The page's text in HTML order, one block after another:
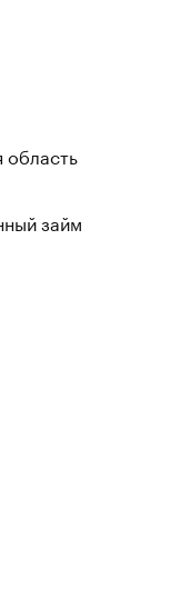
область
займ